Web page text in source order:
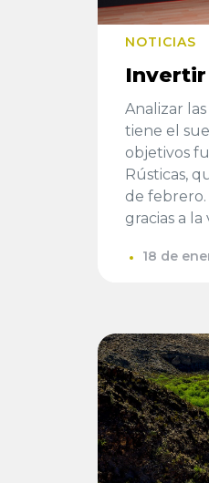
NOTICIAS
Invertir
Analizar
tiene el
objetivos
Rústicas,
de
gracias a
18 de